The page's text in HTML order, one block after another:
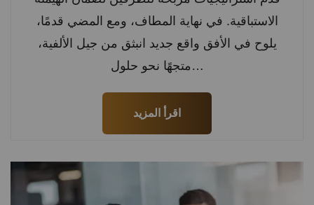
الاستباقية. في نهاية المطاف، ومع المضي قدمًا،
يلوح في الأفق واقع جديد انبثق من جيل الألفية،
متجهًا نحو حلول…
اقرأ المزيد